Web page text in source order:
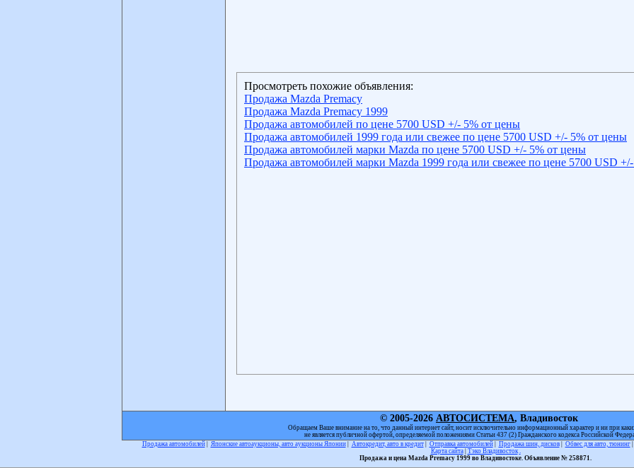
Просмотреть похожие объявления:
Продажа Mazda Premacy
Продажа Mazda Premacy 1999
Продажа автомобилей по цене 5700 USD +/- 5% от цены
Продажа автомобилей 1999 года или свежее по цене 5700 USD +/- 5% от цены
Продажа автомобилей марки Mazda по цене 5700 USD +/- 5% от цены
Продажа автомобилей марки Mazda 1999 года или свежее по цене 5700 USD
© 2005-2026 АВТОСИСТЕМА, Владивосток
Обращаем Ваше внимание на то, что данный интернет сайт, носит исключительно информационный характер и ни при
не является публичной офертой, определяемой положениями Статьи 437 (2) Гражданского кодекса Российской
Продажа автомобилей| Японские автоаукционы, авто аукционы Японии| Автокредит, авто в кредит| Отправка автомобилей| Продажа шин, дисков| Обвес для авто, тюнинг|
Карта сайта| Тэко Владивосток
Продажа и цена Mazda Premacy 1999 во Владивостоке. Объявление № 258871.